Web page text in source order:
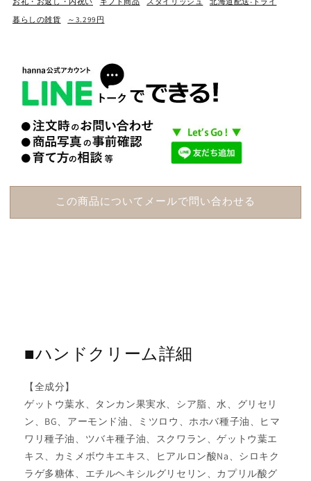
暮らしの雑貨
～3.299円
この商品についてメールで問い合わせる
■ハンドクリーム詳細
【全成分】
ゲットウ葉水、タンカン果実水、シア脂、水、グリセリ
ン、BG、アーモンド油、ミツロウ、ホホバ種子油、ヒマ
ワリ種子油、ツバキ種子油、スクワラン、ゲットウ葉エ
キス、カミメボウキエキス、ヒアルロン酸Na、シロキク
ラゲ多糖体、エチルヘキシルグリセリン、カプリル酸グ